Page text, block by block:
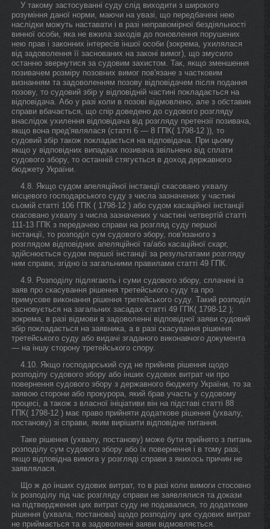
У такому застосуванні суду слід виходити з широкого
розуміння даної норми, маючи на увазі, що передбачені нею
наслідки можуть наставати і в разі неправомірної бездіяльності
винної особи, яка не вжила заходів до поновлення порушених
нею прав і законних інтересів іншої особи (зокрема, ухилялася
від задоволення її заснованих на законі вимог), що змусило
останню звернутися за судовим захистом. Так, якщо зменшення
позивачем розміру позовних вимог пов'язане з частковим
визнанням та задоволенням позову відповідачем після подання
позову, то судовий збір у відповідній частині покладається на
відповідача. Або у разі коли в позові відмовлено, але з обставин
справи вбачається, що спір доведено до судового розгляду
внаслідок ухилення відповідача від розгляду претензії позивача,
якщо вона пред'являлася (статті 6 — 8 ГПК( 1798-12 )), то
судовий збір також покладається на відповідача. При цьому
якщо у відповідних випадках позивача звільнено від сплати
судового збору, то останній стягується в доход державного
бюджету України.
4.8. Якщо судом апеляційної інстанції скасовано ухвалу
місцевого господарського суду з числа зазначених у частині
сьомій статті 106 ГПК ( 1798-12 ) або судом касаційної інстанції
скасовано ухвалу з числа зазначених у частині четвертій статті
111-13 ГПК з передачею справи на розгляд суду першої
інстанції, то розподіл сум судового збору, пов'язаного з
розглядом відповідних апеляційної та/або касаційної скарг,
здійснюється судом першої інстанції за результатами розгляду
ним справи, згідно із загальними правилами статті 49 ГПК.
4.9. Розподілу підлягають і суми судового збору, сплачені із
заяв про скасування рішення третейського суду та про
примусове виконання рішення третейського суду. Такий розподіл
засновується на загальних засадах статті 49 ГПК( 1798-12 );
зокрема, в разі відмови в задоволенні відповідної заяви судовий
збір покладається на заявника, а в разі скасування рішення
третейського суду або видачі згаданого виконавчого документа
— на іншу сторону третейського спору.
4.10. Якщо господарський суд не прийняв рішення щодо
розподілу судового збору або інших судових витрат чи про
повернення судового збору з державного бюджету України, то за
заявою сторони або прокурора, який брав участь у судовому
процесі, а також з власної ініціативи він на підставі статті 88
ГПК( 1798-12 ) має право прийняти додаткове рішення (ухвалу,
постанову) зі справи, яким вирішити відповідне питання.
Таке рішення (ухвалу, постанову) може бути прийнято з питань
розподілу сум судового збору або їх повернення і в тому разі,
якщо відповідна вимога у розгляді справи з якихось причин не
заявлялася.
Що ж до інших судових витрат, то в разі коли вимоги стосовно
їх розподілу під час розгляду справи не заявлялися та докази
на підтвердження цих витрат суду не подавалися, то додаткове
рішення (ухвала, постанова) щодо розподілу цих судових витрат
не приймається та в задоволенні заяви відмовляється.